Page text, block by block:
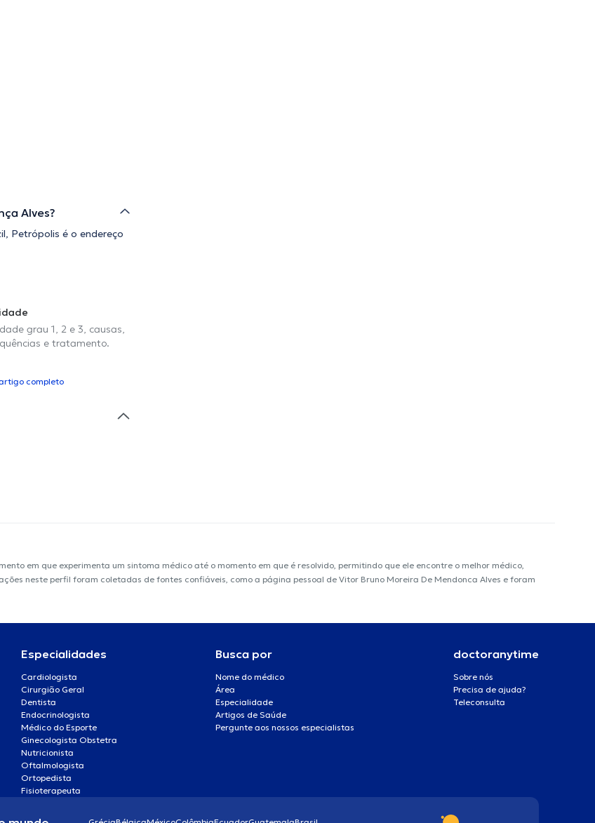
Alves?
Petrópolis é o endereço
grau 1, 2 e 3, causas,
e tratamento.
completo
em que experimenta um sintoma médico até o momento em que é resolvido, permitindo que ele encontre o melhor médico,
neste perfil foram coletadas de fontes confiáveis, como a página pessoal de Vitor Bruno Moreira De Mendonca Alves e foram
Especialidades
Cardiologista
Cirurgião Geral
Dentista
Endocrinologista
Médico do Esporte
Ginecologista Obstetra
Nutricionista
Oftalmologista
Ortopedista
Fisioterapeuta
Busca por
Nome do médico
Área
Especialidade
Artigos de Saúde
Pergunte aos nossos especialistas
doctoranytime
Sobre nós
Precisa de ajuda?
Teleconsulta